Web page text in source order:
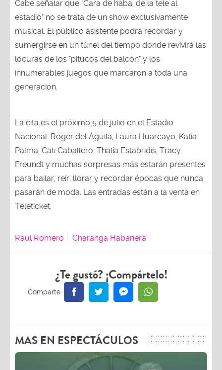
Cabe señalar que "Cara de haba: de la tele al
estadio" no se trata de un show exclusivamente
musical. El público asistente podrá recordar y
sumergirse en un túnel del tiempo donde revivirá las
locuras de los "pitucos del balcón" y los
innumerables juegos que marcaron a toda una
generación.
La cita es el próximo 5 de julio en el Estadio
Nacional. Roger del Águila, Laura Huarcayo, Katia
Palma, Cati Caballero, Thalía Estabridis, Tracy
Freundt y muchas sorpresas más estarán presentes
para bailar, reír, llorar y recordar épocas que nunca
pasarán de moda. Las entradas están a la venta en
Teleticket.
Raul Romero Charanga Habanera
¿Te gustó? ¡Compártelo!
MAS EN ESPECTÁCULOS